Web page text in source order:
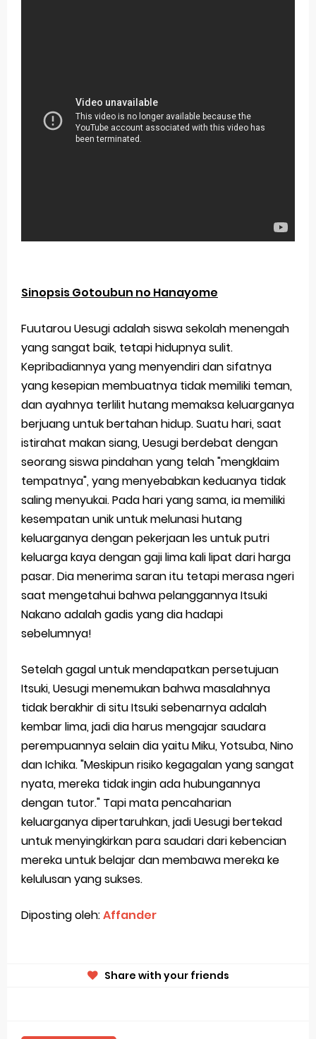
Sinopsis Gotoubun no Hanayome
Fuutarou Uesugi adalah siswa sekolah menengah
yang sangat baik, tetapi hidupnya sulit.
Kepribadiannya yang menyendiri dan sifatnya
yang kesepian membuatnya tidak memiliki teman,
dan ayahnya terlilit hutang memaksa keluarganya
berjuang untuk bertahan hidup. Suatu hari, saat
istirahat makan siang, Uesugi berdebat dengan
seorang siswa pindahan yang telah "mengklaim
tempatnya", yang menyebabkan keduanya tidak
saling menyukai. Pada hari yang sama, ia memiliki
kesempatan unik untuk melunasi hutang
keluarganya dengan pekerjaan les untuk putri
keluarga kaya dengan gaji lima kali lipat dari harga
pasar. Dia menerima saran itu tetapi merasa ngeri
saat mengetahui bahwa pelanggannya Itsuki
Nakano adalah gadis yang dia hadapi
sebelumnya!
Setelah gagal untuk mendapatkan persetujuan
Itsuki, Uesugi menemukan bahwa masalahnya
tidak berakhir di situ Itsuki sebenarnya adalah
kembar lima, jadi dia harus mengajar saudara
perempuannya selain dia yaitu Miku, Yotsuba, Nino
dan Ichika. "Meskipun risiko kegagalan yang sangat
nyata, mereka tidak ingin ada hubungannya
dengan tutor." Tapi mata pencaharian
keluarganya dipertaruhkan, jadi Uesugi bertekad
untuk menyingkirkan para saudari dari kebencian
mereka untuk belajar dan membawa mereka ke
kelulusan yang sukses.
Diposting oleh:Affander
Share with your friends